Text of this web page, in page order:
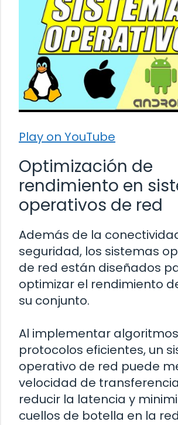
Play on YouTube
Optimización de
rendimiento en
operativos de red
Además de la
seguridad, los sistemas
de red están diseñados
optimizar el rendimiento
su conjunto.
Al implementar
protocolos eficientes, un
operativo de red puede
velocidad de
reducir la latencia y
cuellos de botella en la